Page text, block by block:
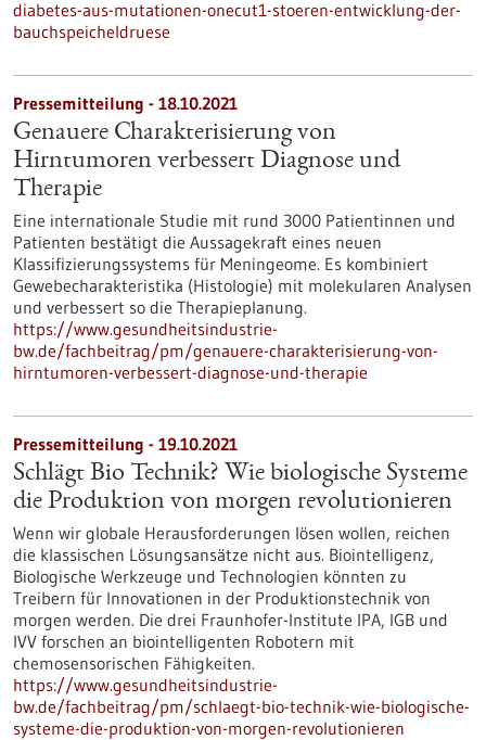
diabetes-aus-mutationen-onecut1-stoeren-entwicklung-der-
bauchspeicheldruese
Pressemitteilung - 18.10.2021
Genauere Charakterisierung von
Hirntumoren verbessert Diagnose und
Therapie
Eine internationale Studie mit rund 3000 Patientinnen und
Patienten bestätigt die Aussagekraft eines neuen
Klassifizierungssystems für Meningeome. Es kombiniert
Gewebecharakteristika (Histologie) mit molekularen Analysen
und verbessert so die Therapieplanung.
https://www.gesundheitsindustrie-
bw.de/fachbeitrag/pm/genauere-charakterisierung-von-
hirntumoren-verbessert-diagnose-und-therapie
Pressemitteilung - 19.10.2021
Schlägt Bio Technik? Wie biologische Systeme
die Produktion von morgen revolutionieren
Wenn wir globale Herausforderungen lösen wollen, reichen
die klassischen Lösungsansätze nicht aus. Biointelligenz,
Biologische Werkzeuge und Technologien könnten zu
Treibern für Innovationen in der Produktionstechnik von
morgen werden. Die drei Fraunhofer-Institute IPA, IGB und
IVV forschen an biointelligenten Robotern mit
chemosensorischen Fähigkeiten.
https://www.gesundheitsindustrie-
bw.de/fachbeitrag/pm/schlaegt-bio-technik-wie-biologische-
systeme-die-produktion-von-morgen-revolutionieren